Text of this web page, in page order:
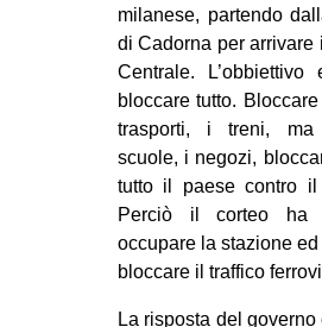
MIGRAZIONI
PRECARIATO
REPRESSIONE
STUDENTI
CULTURE
ARTE
CINEMA
milanese, partendo
di Cadorna per arrivare
Centrale. L’obbiettivo
bloccare tutto.
trasporti, i treni,
scuole, i negozi,
tutto il paese contro il
Perciò il corteo ha
occupare la stazione
bloccare il traffico
La risposta del governo